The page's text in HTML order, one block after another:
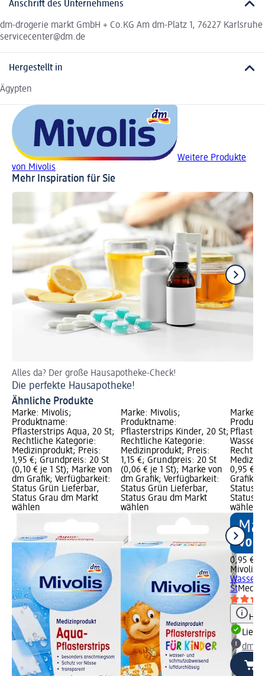
Anschrift des Unternehmens
dm-drogerie markt GmbH + Co.KG Am dm-Platz 1, 76227 Karlsruhe
servicecenter@dm.de
Hergestellt in
Ägypten
Weitere Produkte
von Mivolis
Mehr Inspiration für Sie
Alles da? Der große Hausapotheke-Check!
Die perfekte Hausapotheke!
Ähnliche Produkte
Marke: Mivolis;
Produktname:
Pflasterstrips Aqua, 20 St;
Rechtliche Kategorie:
Medizinprodukt; Preis:
1,95 €; Grundpreis: 20 St
(0,10 € je 1 St); Marke von
dm Grafik; Verfügbarkeit:
Status Grün Lieferbar,
Status Grau dm Markt
wählen
Marke: Mivolis;
Produktname:
Pflasterstrips Kinder, 20 St;
Rechtliche Kategorie:
Medizinprodukt; Preis:
1,15 €; Grundpreis: 20 St
(0,06 € je 1 St); Marke von
dm Grafik; Verfügbarkeit:
Status Grün Lieferbar,
Status Grau dm Markt
wählen
Marke:
0,95 €;
Grafik;
Status
Status
wählen
0,95 €
Mivolis
St
dm